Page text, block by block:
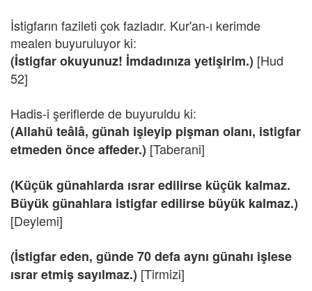
İstigfarın fazileti çok fazladır. Kur'an-ı kerimde
mealen buyuruluyor ki:
(İstigfar okuyunuz! İmdadınıza yetişirim.) [Hud
52]
Hadis-i şeriflerde de buyuruldu ki:
(Allahü teâlâ, günah işleyip pişman olanı, istigfar
etmeden önce affeder.) [Taberani]
(Küçük günahlarda ısrar edilirse küçük kalmaz.
Büyük günahlara istigfar edilirse büyük kalmaz.)
[Deylemi]
(İstigfar eden, günde 70 defa aynı günahı işlese
ısrar etmiş sayılmaz.) [Tirmizi]